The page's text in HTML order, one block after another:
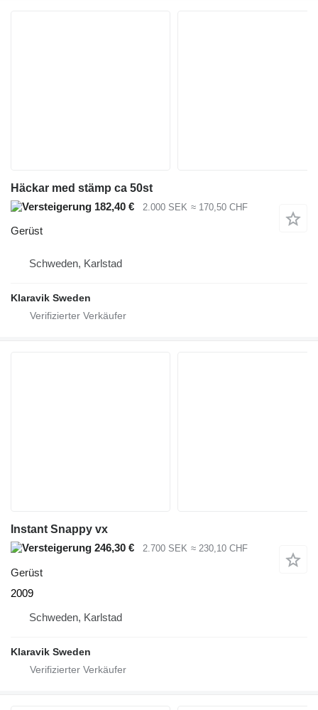
Häckar med stämp ca 50st
182,40 €
2.000 SEK ≈ 170,50 CHF
Gerüst
Schweden, Karlstad
Klaravik Sweden
Instant Snappy vx
246,30 €
2.700 SEK ≈ 230,10 CHF
Gerüst
2009
Schweden, Karlstad
Klaravik Sweden